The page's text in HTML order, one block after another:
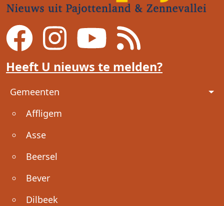
Heeft U nieuws te melden?
Voet
Gemeenten
Affligem
Asse
Beersel
Bever
Dilbeek